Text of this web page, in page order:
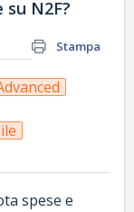
N2F?
Stampa
spese e